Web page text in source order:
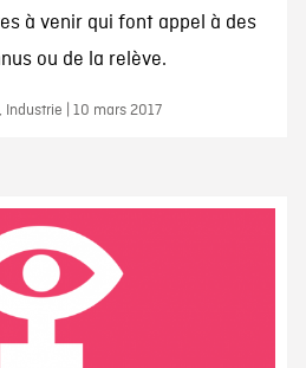
à venir qui font appel à des
ou de la relève.
| 10 mars 2017